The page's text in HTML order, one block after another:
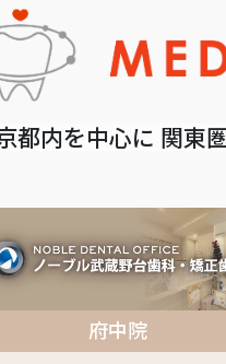
都内を中心に 関東
府中院